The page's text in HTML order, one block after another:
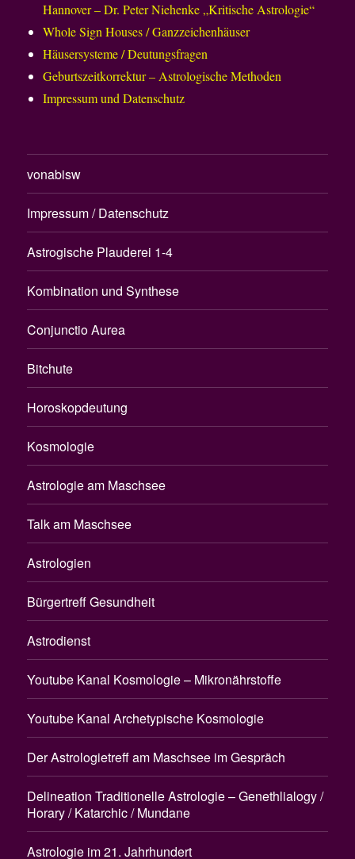
Hannover – Dr. Peter Niehenke „Kritische Astrologie“
Whole Sign Houses / Ganzzeichenhäuser
Häusersysteme / Deutungsfragen
Geburtszeitkorrektur – Astrologische Methoden
Impressum und Datenschutz
vonabisw
Impressum / Datenschutz
Astrogische Plauderei 1-4
Kombination und Synthese
Conjunctio Aurea
Bitchute
Horoskopdeutung
Kosmologie
Astrologie am Maschsee
Talk am Maschsee
Astrologien
Bürgertreff Gesundheit
Astrodienst
Youtube Kanal Kosmologie – Mikronährstoffe
Youtube Kanal Archetypische Kosmologie
Der Astrologietreff am Maschsee im Gespräch
Delineation Traditionelle Astrologie – Genethlialogy /
Horary / Katarchic / Mundane
Astrologie im 21. Jahrhundert